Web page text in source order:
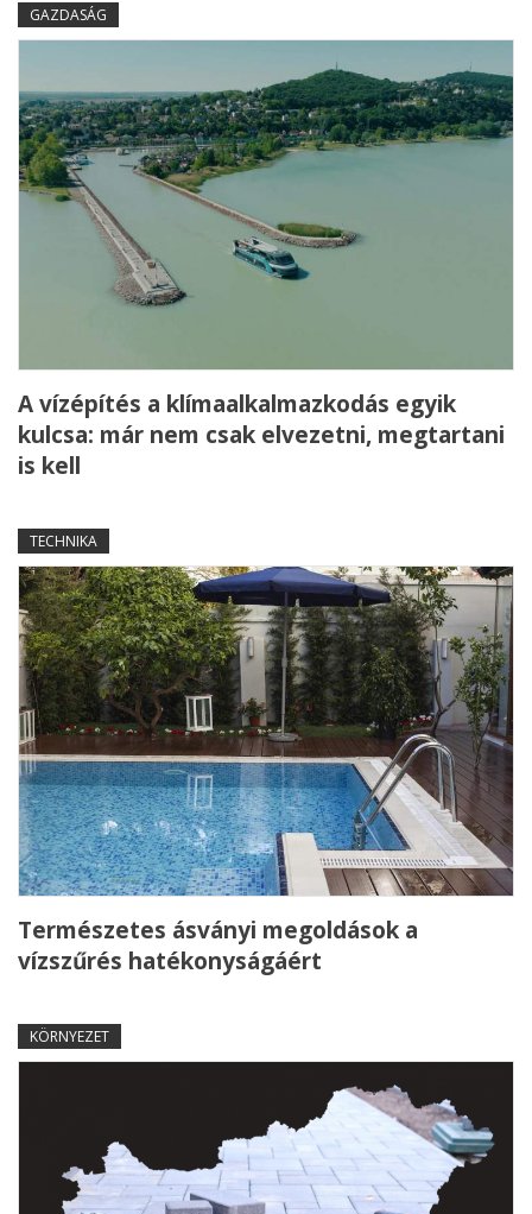
GAZDASÁG
A vízépítés a klímaalkalmazkodás egyik
kulcsa: már nem csak elvezetni, megtartani
is kell
TECHNIKA
Természetes ásványi megoldások a
vízszűrés hatékonyságáért
KÖRNYEZET